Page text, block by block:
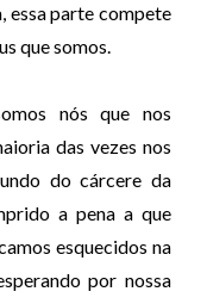
essa parte compete
que somos.
nós que nos
das vezes nos
do cárcere da
a pena a que
esquecidos na
por nossa